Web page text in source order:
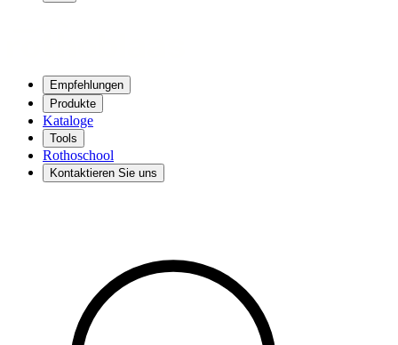
Empfehlungen
Produkte
Kataloge
Tools
Rothoschool
Kontaktieren Sie uns